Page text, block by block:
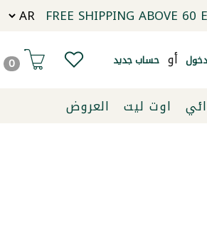
FREE SHIPPING ABOVE
أو حساب جديد 0
اوت ليت
العروض